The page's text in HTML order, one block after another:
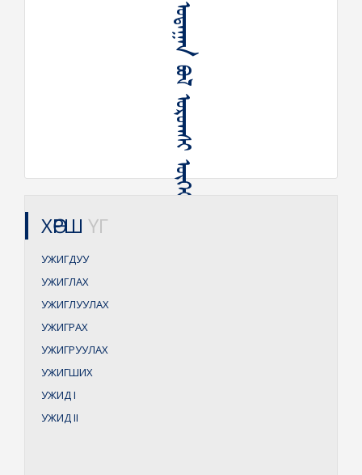
ᠤᠳᠠᠭᠠᠨ ᠪᠣᠯ ᠤᠷᠤᠭᠰᠢ ᠦᠭᠡᠢ ᠤᠵᠢᠭ ᠪᠣᠯ ᠡᠳᠡᠭᠡᠰᠢ ᠦᠭᠡᠢ
ХӨРШ ҮГ
УЖИГДУУ
УЖИГЛАХ
УЖИГЛУУЛАХ
УЖИГРАХ
УЖИГРУУЛАХ
УЖИГШИХ
УЖИДI
УЖИДII